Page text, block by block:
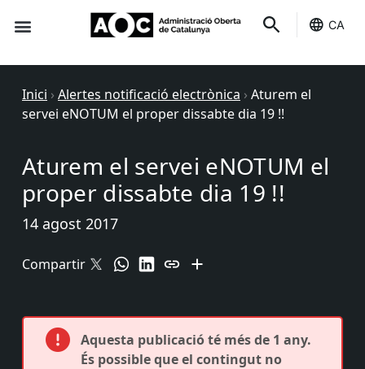
CA
Inici › Alertes notificació electrònica › Aturem el
servei eNOTUM el proper dissabte dia 19 !!
Aturem el servei eNOTUM el
proper dissabte dia 19 !!
14 agost 2017
Compartir
Aquesta publicació té més de 1 any.
És possible que el contingut no